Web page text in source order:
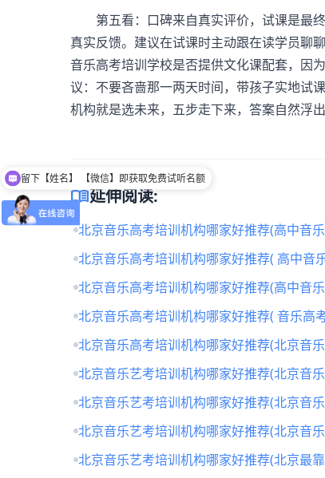
第五看：口碑来自真实评价，试课是最终
真实反馈。建议在试课时主动跟在读学员聊
音乐高考培训学校是否提供文化课配套，因
议：不要吝啬那一两天时间，带孩子实地试
机构就是选未来，五步走下来，答案自然浮出
menu_book延伸阅读:
北京音乐高考培训机构哪家好推荐(高中音
北京音乐高考培训机构哪家好推荐( 高中音
北京音乐高考培训机构哪家好推荐(高中音
北京音乐高考培训机构哪家好推荐( 音乐高
北京音乐高考培训机构哪家好推荐(北京音
北京音乐艺考培训机构哪家好推荐(北京音
北京音乐艺考培训机构哪家好推荐(北京音
北京音乐艺考培训机构哪家好推荐(北京音
北京音乐艺考培训机构哪家好推荐(北京最
可以介绍下班型吗？